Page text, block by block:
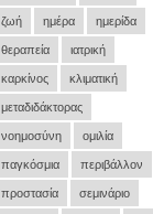
ζωή ημέρα ημερίδα
θεραπεία ιατρική
καρκίνος κλιματική
μεταδιδάκτορας
νοημοσύνη ομιλία
παγκόσμια περιβάλλον
προστασία σεμινάριο